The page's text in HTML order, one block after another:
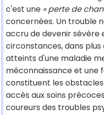
c'est une « perte de
concernées. Un trouble
accru de devenir sévère
circonstances, dans plus
atteints d'une maladie
méconnaissance et une
constituent les
accès aux soins
coureurs des troubles